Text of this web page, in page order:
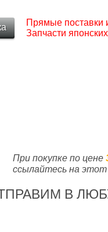
Прямые поставки
Запчасти
При покупке по цене
ссылайтесь на
В